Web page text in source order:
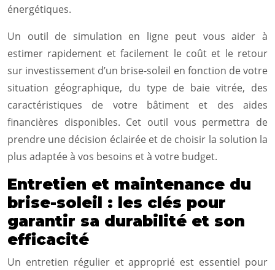
énergétiques.
Un outil de simulation en ligne peut vous aider à
estimer rapidement et facilement le coût et le retour
sur investissement d’un brise-soleil en fonction de votre
situation géographique, du type de baie vitrée, des
caractéristiques de votre bâtiment et des aides
financières disponibles. Cet outil vous permettra de
prendre une décision éclairée et de choisir la solution la
plus adaptée à vos besoins et à votre budget.
Entretien et maintenance du
brise-soleil : les clés pour
garantir sa durabilité et son
efficacité
Un entretien régulier et approprié est essentiel pour